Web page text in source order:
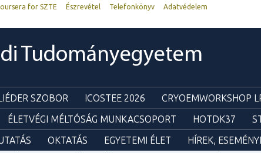
for SZTE Észrevétel Telefonkönyv
Adatvédelem
Tudományegyetem
SZOBOR ICOSTEE 2026 CRYOEMWORKSHOP
ÉLETVÉGI MÉLTÓSÁG MUNKACSOPORT HOTDK37
OKTATÁS EGYETEMI ÉLET HÍREK,